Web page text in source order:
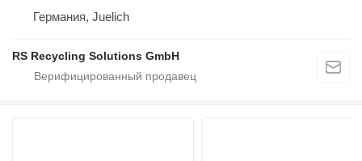
Германия, Juelich
RS Recycling Solutions GmbH